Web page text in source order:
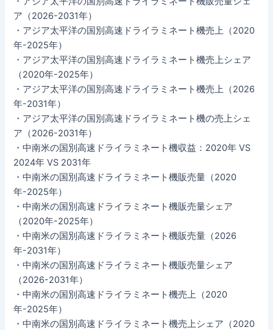
ア（2026-2031年）
・アジア太平洋の国別高速ドライラミネート機売上（2020
年-2025年）
・アジア太平洋の国別高速ドライラミネート機売上シェア
（2020年-2025年）
・アジア太平洋の国別高速ドライラミネート機売上（2026
年-2031年）
・アジア太平洋の国別高速ドライラミネート機の売上シェ
ア（2026-2031年）
・中南米の国別高速ドライラミネート機収益：2020年 VS
2024年 VS 2031年
・中南米の国別高速ドライラミネート機販売量（2020
年-2025年）
・中南米の国別高速ドライラミネート機販売量シェア
（2020年-2025年）
・中南米の国別高速ドライラミネート機販売量（2026
年-2031年）
・中南米の国別高速ドライラミネート機販売量シェア
（2026-2031年）
・中南米の国別高速ドライラミネート機売上（2020
年-2025年）
・中南米の国別高速ドライラミネート機売上シェア（2020